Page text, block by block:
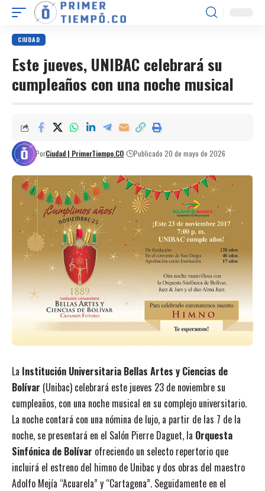
CIUDAD
Este jueves, UNIBAC celebrará su
cumpleaños con una noche musical
PorCiudad | PrimerTiempo.CO Publicado 20 de mayo de 2026
La Institución Universitaria Bellas Artes y Ciencias de
Bolívar (Unibac) celebrará este jueves 23 de noviembre su
cumpleaños, con una noche musical en su complejo universitario.
La noche contará con una nómina de lujo, a partir de las 7 de la
noche, se presentará en el Salón Pierre Daguet, la Orquesta
Sinfónica de Bolívar ofreciendo un selecto repertorio que
incluirá el estreno del himno de Unibac y dos obras del maestro
Adolfo Mejía “Acuarela” y “Cartagena”. Seguidamente en el